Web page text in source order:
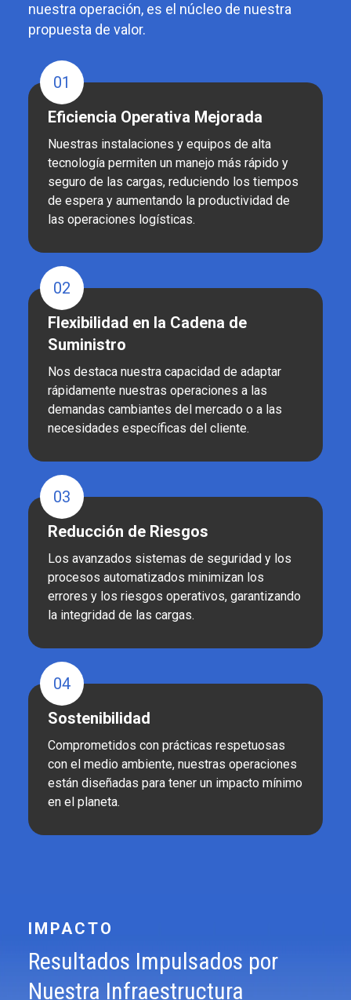
nuestra operación, es el núcleo de nuestra
propuesta de valor.
01
Eficiencia Operativa Mejorada
Nuestras instalaciones y equipos de alta
tecnología permiten un manejo más rápido y
seguro de las cargas, reduciendo los tiempos
de espera y aumentando la productividad de
las operaciones logísticas.
02
Flexibilidad en la Cadena de
Suministro
Nos destaca nuestra capacidad de adaptar
rápidamente nuestras operaciones a las
demandas cambiantes del mercado o a las
necesidades específicas del cliente.
03
Reducción de Riesgos
Los avanzados sistemas de seguridad y los
procesos automatizados minimizan los
errores y los riesgos operativos, garantizando
la integridad de las cargas.
04
Sostenibilidad
Comprometidos con prácticas respetuosas
con el medio ambiente, nuestras operaciones
están diseñadas para tener un impacto mínimo
en el planeta.
IMPACTO
Resultados Impulsados por
Nuestra Infraestructura